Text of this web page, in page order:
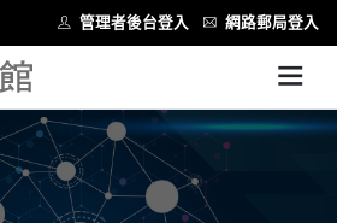
管理者後台登入 網路郵局登入